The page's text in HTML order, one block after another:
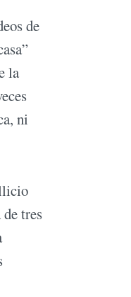
de
la
ni
tres